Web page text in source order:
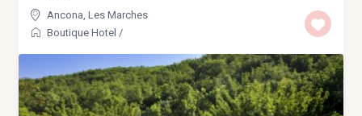
Ancona ,Les Marches
Boutique Hotel /